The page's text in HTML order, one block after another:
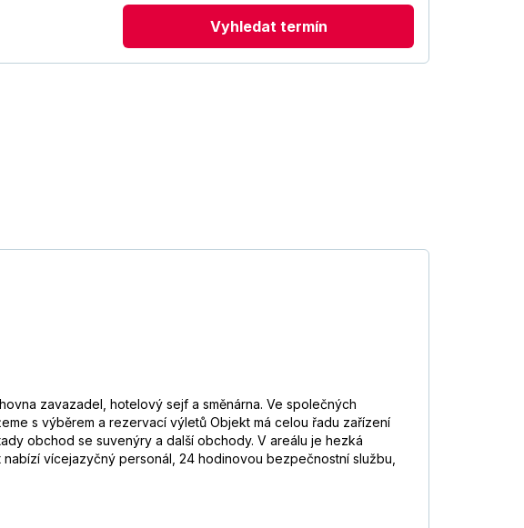
Vyhledat termín
zavazadel, hotelový sejf a směnárna. Ve společných
s výběrem a rezervací výletů Objekt má celou řadu zařízení
obchod se suvenýry a další obchody. V areálu je hezká
vícejazyčný personál, 24 hodinovou bezpečnostní službu,